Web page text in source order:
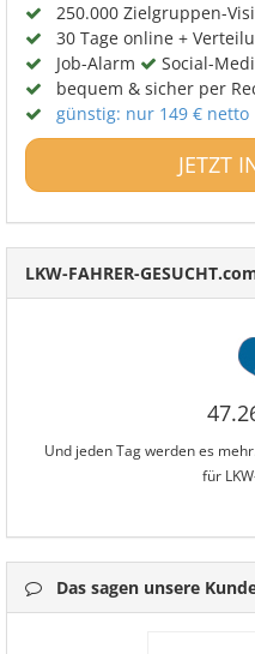
250.000 Zielgruppen-
30 Tage online +
Job-Alarm
Social-
bequem & sicher per
günstig: nur 149 € netto
JETZT
LKW-FAHRER-
Und jeden Tag werden es
für
Das sagen unsere